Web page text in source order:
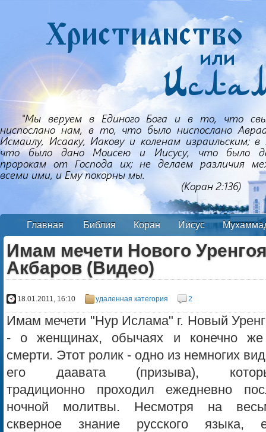
Главная Библия Коран Иисус
Имам мечети Нового
Акбаров (Видео)
18.01.2011, 16:10 удаленная категория 2
Имам мечети "Нур Ислама" г. Новый
- о женщинах, обычаях и конечно
смерти. Этот ролик - одно из немногих
его даавата (призыва),
традиционно проходил ежедневно
ночной молитвы. Несмотря на
скверное знание русского языка,